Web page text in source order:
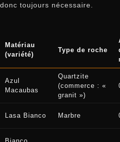
donc toujours nécessaire.
Matériau
(variété)
Type de roche
Azul
Macaubas
Quartzite
(commerce : «
granit »)
Lasa Bianco Marbre